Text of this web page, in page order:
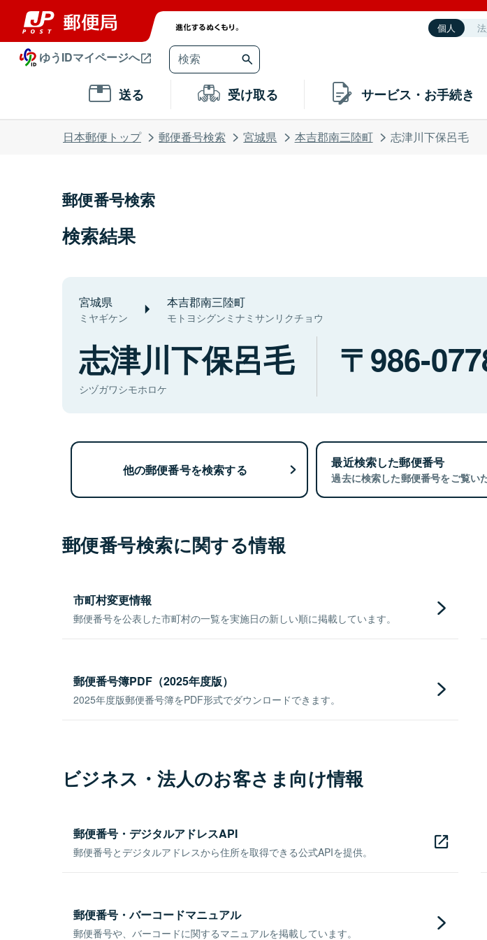
個人 法
ゆうIDマイページへ
送る 受け取る サービス・お手続き
日本郵便トップ 郵便番号検索 宮城県 本吉郡南三陸町 志津川下保呂毛
郵便番号検索
検索結果
宮城県
ミヤギケン
本吉郡南三陸町
モトヨシグンミナミサンリクチョウ
志津川下保呂毛
シヅガワシモホロケ
986-
他の郵便番号を検索する 最近検索した郵便番号
過去に検索した郵便番号をご覧い
郵便番号検索に関する情報
市町村変更情報
郵便番号を公表した市町村の一覧を実施日の新しい順に掲載しています。
郵便番号簿PDF（2025年度版）
2025年度版郵便番号簿をPDF形式でダウンロードできます。
ビジネス・法人のお客さま向け情報
郵便番号・デジタルアドレスAPI
郵便番号とデジタルアドレスから住所を取得できる公式APIを提供。
郵便番号・バーコードマニュアル
郵便番号や、バーコードに関するマニュアルを掲載しています。